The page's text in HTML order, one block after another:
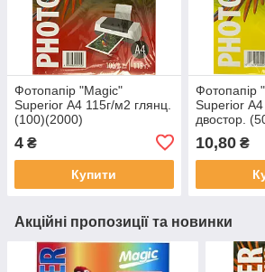
Фотопапір "Magic"
Superior А4 115г/м2 глянц.
(100)(2000)
4 ₴
Купити
Фотопапір
Superior А4
двостор.
10,80₴
Акційні пропозиції та новинки